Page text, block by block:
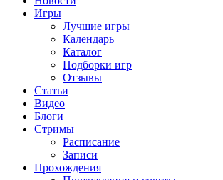
Игры
Лучшие игры
Календарь
Каталог
Подборки игр
Отзывы
Статьи
Видео
Блоги
Стримы
Расписание
Записи
Прохождения